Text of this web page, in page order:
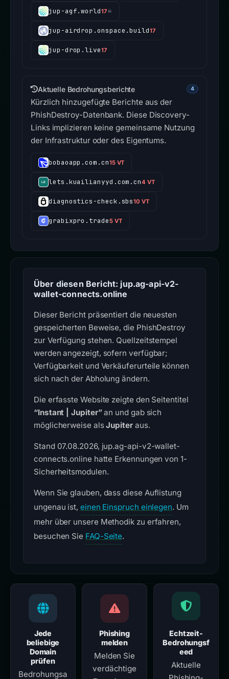
jup-agf.world17☠
jup-airdrop.onspace.build17
jup-drop.live17
Aktuelle Bedrohungsberichte 4
Kürzlich hinzugefügte Berichte aus der
PhishDestroy-Datenbank. Diese Discovery-
Links implizieren keine gemeinsame Nutzung
der Infrastruktur oder des Eigentums.
bobaoapp.com.cn15 VT
lets.kuailianyyd.com.cn4 VT
diagnostics-check.sbs10 VT
grabixpro.trade5 VT
Über diesen Bericht: jup.ag-api-v2-
wallet-connects.online
Dieser Bericht präsentiert die neuesten
gespeicherten Beweise, die PhishDestroy
zur Verfügung stehen. Quellzeitstempel
werden angezeigt, sofern verfügbar;
Verfügbarkeit und Verkäuferurteile können
sich nach der Abholung ändern.
Die erfasste Website zeigte den Seitentitel
“Instant | Jupiter”an und gab sich
möglicherweise alsJupiteraus.
Stand 07.08.2026, jup.ag-api-v2-wallet-
connects.online hatte Erkennungen von 1-
Sicherheitsmodulen.
Wenn Sie glauben, dass diese Auflistung
ungenau ist, einen Einspruch einlegen. Um
mehr über unsere Methodik zu erfahren,
besuchen Sie FAQ-Seite.
Jede
beliebige
Domain
prüfen
Bedrohungsa
Phishing
melden
Melden Sie
verdächtige
Echtzeit-
Bedrohungsf
eed
Aktuelle